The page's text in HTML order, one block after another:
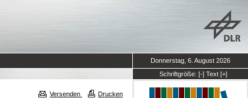
Donnerstag, 6. August 2026
Schriftgröße: [-] Text [+]
Versenden Drucken